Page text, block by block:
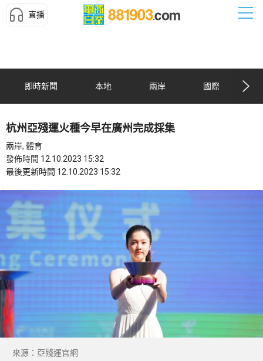
直播
即時新聞 本地 兩岸 國際
杭州亞殘運火種今早在廣州完成採集
兩岸, 體育
發佈時間 12.10.2023 15:32
最後更新時間 12.10.2023 15:32
來源：亞殘運官網